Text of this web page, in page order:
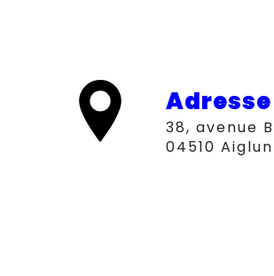
Adresse
38, avenue Beau de Rochas,
04510 Aiglun